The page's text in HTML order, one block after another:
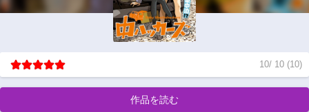
10/ 10 (10)
作品を読む